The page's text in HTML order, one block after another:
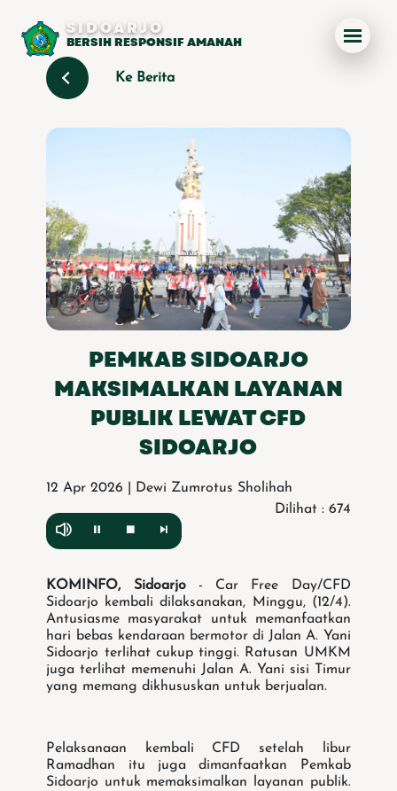
SIDOARJO
BERSIH RESPONSIF AMANAH
Ke Berita
PEMKAB SIDOARJO
MAKSIMALKAN LAYANAN
PUBLIK LEWAT CFD
SIDOARJO
12 Apr 2026 | Dewi Zumrotus Sholihah
Dilihat : 674
KOMINFO, Sidoarjo- Car Free Day/CFD
Sidoarjo kembali dilaksanakan, Minggu, (12/4).
Antusiasme masyarakat untuk memanfaatkan
hari bebas kendaraan bermotor di Jalan A. Yani
Sidoarjo terlihat cukup tinggi. Ratusan UMKM
juga terlihat memenuhi Jalan A. Yani sisi Timur
yang memang dikhususkan untuk berjualan.
Pelaksanaan kembali CFD setelah libur
Ramadhan itu juga dimanfaatkan Pemkab
Sidoarjo untuk memaksimalkan layanan publik.